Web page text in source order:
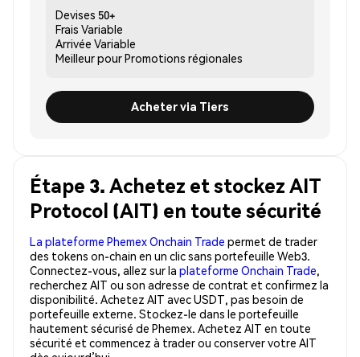
Devises 50+
Frais Variable
Arrivée Variable
Meilleur pourPromotions régionales
Acheter via Tiers
Étape 3. Achetez et stockez AIT
Protocol (AIT) en toute sécurité
La plateforme Phemex Onchain Trade permet de trader
des tokens on-chain en un clic sans portefeuille Web3.
Connectez-vous, allez sur la plateforme Onchain Trade,
recherchez AIT ou son adresse de contrat et confirmez la
disponibilité. Achetez AIT avec USDT, pas besoin de
portefeuille externe. Stockez-le dans le portefeuille
hautement sécurisé de Phemex. Achetez AIT en toute
sécurité et commencez à trader ou conserver votre AIT